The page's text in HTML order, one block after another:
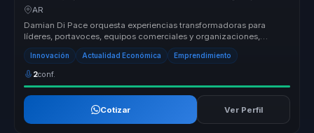
mejores decisiones comerciales para líderes.
AR
Damian Di Pace orquesta experiencias transformadoras para
líderes, portavoces, equipos comerciales y organizaciones,
permitiéndoles dejar...
Innovación Actualidad Económica Emprendimiento
2conf.
Cotizar Ver Perfil